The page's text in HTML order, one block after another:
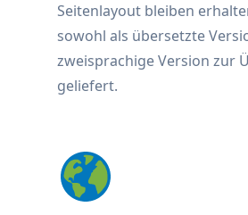
Seitenlayout bleiben
sowohl als übersetzte
zweisprachige Version zur
geliefert.